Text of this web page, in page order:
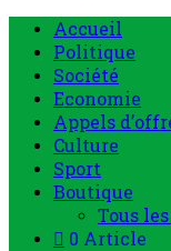
Accueil
Politique
Société
Economie
Appels
Culture
Sport
Boutique
Tous
0 Article